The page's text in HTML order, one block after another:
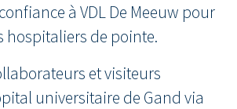
à VDL De Meeuw pour
hospitaliers de pointe.
et visiteurs
universitaire de Gand via